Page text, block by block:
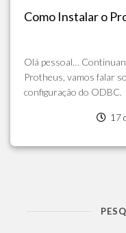
Como Instalar o
Olá pessoal…
Protheus, vamos falar
configuração do ODBC.
17